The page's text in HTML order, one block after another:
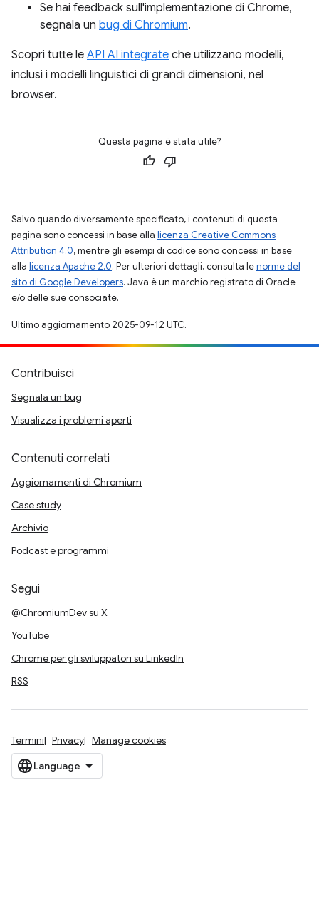
Se hai feedback sull'implementazione di Chrome,
segnala un bug di Chromium.
Scopri tutte le API AI integrate che utilizzano modelli,
inclusi i modelli linguistici di grandi dimensioni, nel
browser.
Questa pagina è stata utile?
Salvo quando diversamente specificato, i contenuti di questa
pagina sono concessi in base alla licenza Creative Commons
Attribution 4.0, mentre gli esempi di codice sono concessi in base
alla licenza Apache 2.0. Per ulteriori dettagli, consulta lenorme del
sito di Google Developers. Java è un marchio registrato di Oracle
e/o delle sue consociate.
Ultimo aggiornamento 2025-09-12 UTC.
Contribuisci
Segnala un bug
Visualizza i problemi aperti
Contenuti correlati
Aggiornamenti di Chromium
Case study
Archivio
Podcast e programmi
Segui
@ChromiumDev su X
YouTube
Chrome per gli sviluppatori su LinkedIn
RSS
Termini Privacy Manage cookies